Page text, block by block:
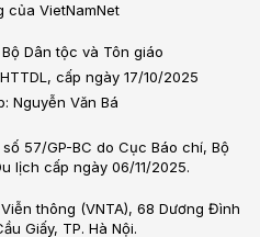
của VietNamNet
Dân tộc và Tôn giáo
cấp ngày 17/10/2025
Nguyễn Văn Bá
57/GP-BC do Cục Báo chí, Bộ
lịch cấp ngày 06/11/2025.
thông (VNTA), 68 Dương Đình
Giấy, TP. Hà Nội.